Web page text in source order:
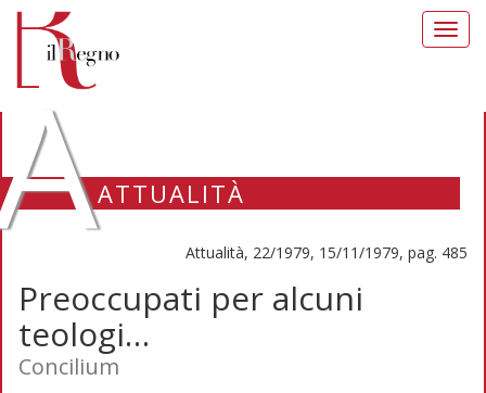
ATTUALITÀ
Attualità, 22/1979, 15/11/1979, pag. 485
Preoccupati per alcuni
teologi…
Concilium